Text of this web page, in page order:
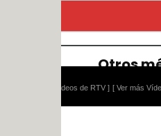
[ Ver más Vídeos didácticos ]